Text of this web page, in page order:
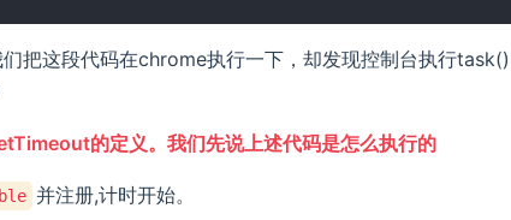
把这段代码在chrome执行一下，却发现控制台执行
的定义。我们先说上述代码是怎么执行的
并注册,计时开始。